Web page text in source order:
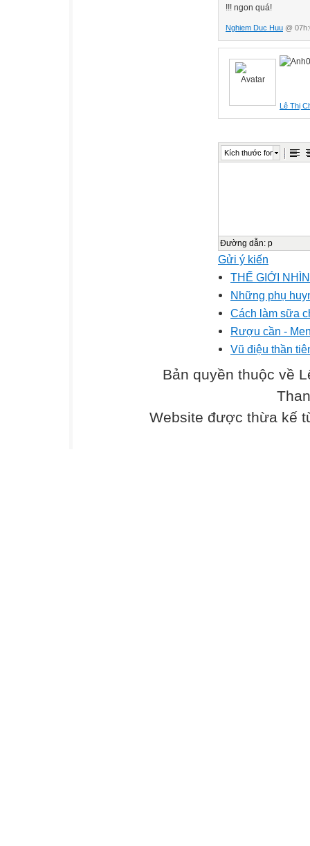
!!! ngon quá!
Nghiem Duc Huu @
Lê Thị
Kích thước font
Đường dẫn: p
Gửi ý kiến
THẾ GIỚI
Những phụ
Cách làm sữa
Rượu cần -
Vũ điệu thần
Bản quyền thuộc về
Website được thừa kế